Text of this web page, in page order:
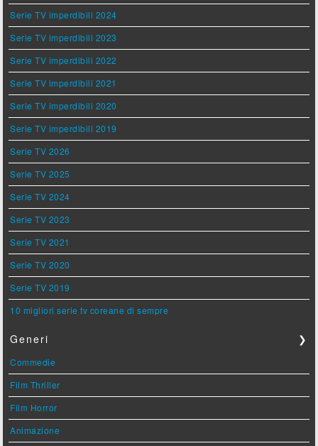
Serie TV imperdibili 2024
Serie TV imperdibili 2023
Serie TV imperdibili 2022
Serie TV imperdibili 2021
Serie TV imperdibili 2020
Serie TV imperdibili 2019
Serie TV 2026
Serie TV 2025
Serie TV 2024
Serie TV 2023
Serie TV 2021
Serie TV 2020
Serie TV 2019
10 migliori serie tv coreane di sempre
Generi ❯
Commedie
Film Thriller
Film Horror
Animazione